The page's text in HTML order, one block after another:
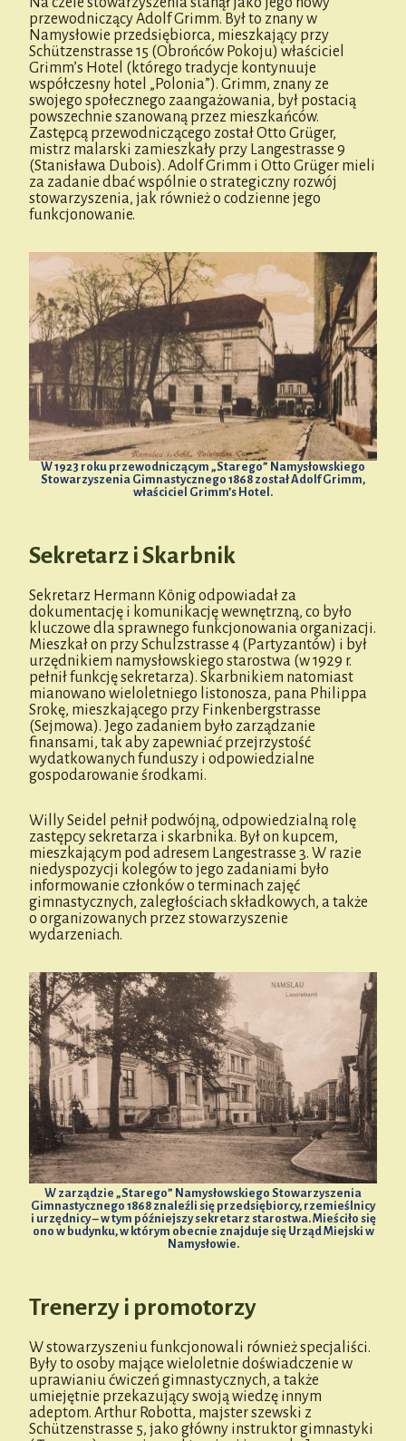
przewodniczący Adolf Grimm. Był to znany w
Namysłowie przedsiębiorca, mieszkający przy
Schützenstrasse 15 (Obrońców Pokoju) właściciel
Grimm’s Hotel (którego tradycje kontynuuje
współczesny hotel „Polonia”). Grimm, znany ze
swojego społecznego zaangażowania, był postacią
powszechnie szanowaną przez mieszkańców.
Zastępcą przewodniczącego został Otto Grüger,
mistrz malarski zamieszkały przy Langestrasse 9
(Stanisława Dubois). Adolf Grimm i Otto Grüger mieli
za zadanie dbać wspólnie o strategiczny rozwój
stowarzyszenia, jak również o codzienne jego
funkcjonowanie.
W 1923 roku przewodniczącym „Starego” Namysłowskiego
Stowarzyszenia Gimnastycznego 1868 został Adolf Grimm,
właściciel Grimm’s Hotel.
Sekretarz i Skarbnik
Sekretarz Hermann König odpowiadał za
dokumentację i komunikację wewnętrzną, co było
kluczowe dla sprawnego funkcjonowania organizacji.
Mieszkał on przy Schulzstrasse 4 (Partyzantów) i był
urzędnikiem namysłowskiego starostwa (w 1929 r.
pełnił funkcję sekretarza). Skarbnikiem natomiast
mianowano wieloletniego listonosza, pana Philippa
Srokę, mieszkającego przy Finkenbergstrasse
(Sejmowa). Jego zadaniem było zarządzanie
finansami, tak aby zapewniać przejrzystość
wydatkowanych funduszy i odpowiedzialne
gospodarowanie środkami.
Willy Seidel pełnił podwójną, odpowiedzialną rolę
zastępcy sekretarza i skarbnika. Był on kupcem,
mieszkającym pod adresem Langestrasse 3. W razie
niedyspozycji kolegów to jego zadaniami było
informowanie członków o terminach zajęć
gimnastycznych, zaległościach składkowych, a także
o organizowanych przez stowarzyszenie
wydarzeniach.
W zarządzie „Starego” Namysłowskiego Stowarzyszenia
Gimnastycznego 1868 znaleźli się przedsiębiorcy, rzemieślnicy
i urzędnicy – w tym późniejszy sekretarz starostwa. Mieściło się
ono w budynku, w którym obecnie znajduje się Urząd Miejski w
Namysłowie.
Trenerzy i promotorzy
W stowarzyszeniu funkcjonowali również specjaliści.
Były to osoby mające wieloletnie doświadczenie w
uprawianiu ćwiczeń gimnastycznych, a także
umiejętnie przekazujący swoją wiedzę innym
adeptom. Arthur Robotta, majster szewski z
Schützenstrasse 5, jako główny instruktor gimnastyki